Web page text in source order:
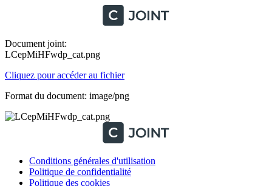
Document joint:
LCepMiHFwdp_cat.png
Cliquez pour accéder au fichier
Format du document: image/png
Conditions générales d'utilisation
Politique de confidentialité
Politique des cookies